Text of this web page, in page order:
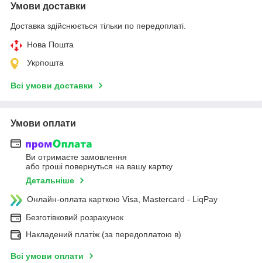
Умови доставки
Доставка здійснюється тільки по передоплаті.
Нова Пошта
Укрпошта
Всі умови доставки
Умови оплати
Ви отримаєте замовлення
або гроші повернуться на вашу картку
Детальніше
Онлайн-оплата карткою Visa, Mastercard - LiqPay
Безготівковий розрахунок
Накладений платіж (за передоплатою в)
Всі умови оплати